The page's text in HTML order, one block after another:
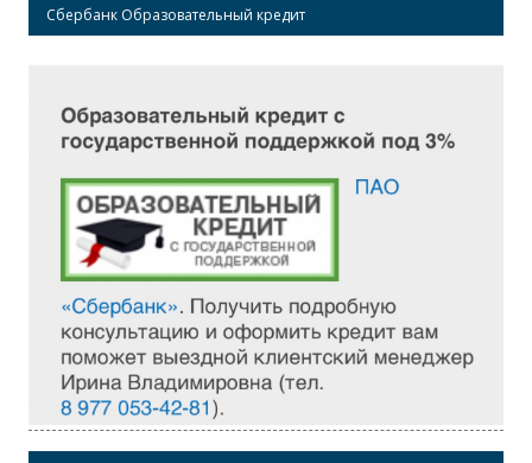
Сбербанк Образовательный кредит